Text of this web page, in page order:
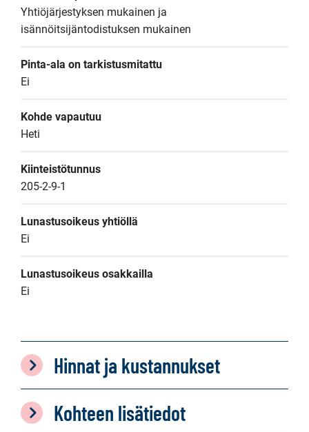
Yhtiöjärjestyksen mukainen ja
isännöitsijäntodistuksen mukainen
Pinta-ala on tarkistusmitattu
Ei
Kohde vapautuu
Heti
Kiinteistötunnus
205-2-9-1
Lunastusoikeus yhtiöllä
Ei
Lunastusoikeus osakkailla
Ei
Hinnat ja kustannukset
Kohteen lisätiedot